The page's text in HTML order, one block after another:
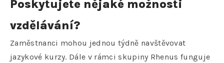
Poskytujete nějaké možnosti
vzdělávání?
Zaměstnanci mohou jednou týdně navštěvovat
jazykové kurzy. Dále v rámci skupiny Rhenus funguje